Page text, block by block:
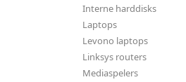
Interne harddisks
Laptops
Levono laptops
Linksys routers
Mediaspelers